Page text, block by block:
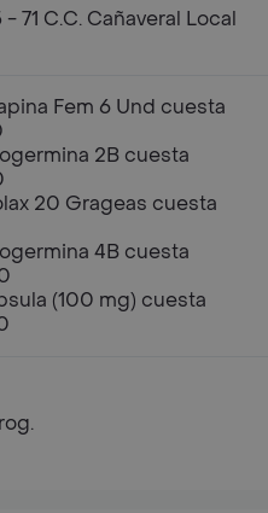
- 71 C.C. Cañaveral Local
Fem 6 Und cuesta
2B cuesta
20 Grageas cuesta
4B cuesta
(100 mg) cuesta